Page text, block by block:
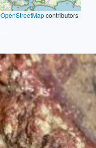
OpenStreetMapcontributors